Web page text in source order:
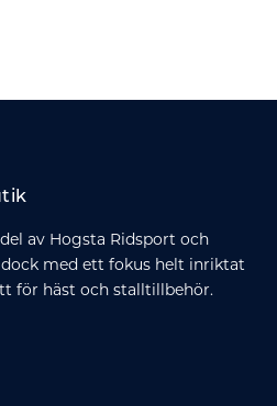
av Hogsta Ridsport och
med ett fokus helt inriktat
för häst och stalltillbehör.